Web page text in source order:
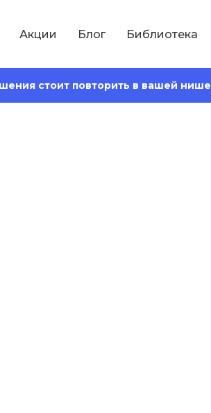
Акции Блог Библиотека
стоит повторить в вашей нише